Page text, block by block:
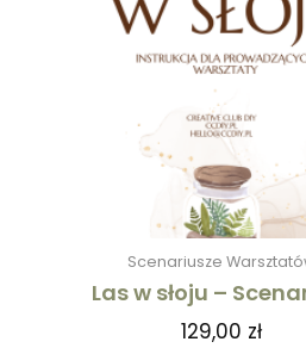
Scenariusze
Las w słoju –
129,00 zł